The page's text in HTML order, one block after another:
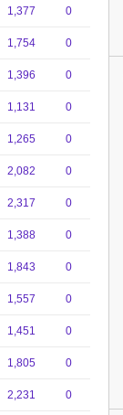
1,377 0
1,754 0
1,396 0
1,131 0
1,265 0
2,082 0
2,317 0
1,388 0
1,843 0
1,557 0
1,451 0
1,805 0
2,231 0